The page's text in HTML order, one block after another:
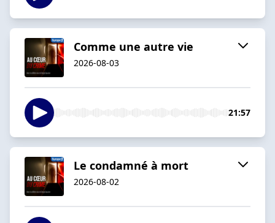
Comme une autre vie
2026-08-03
21:57
Le condamné à mort
2026-08-02